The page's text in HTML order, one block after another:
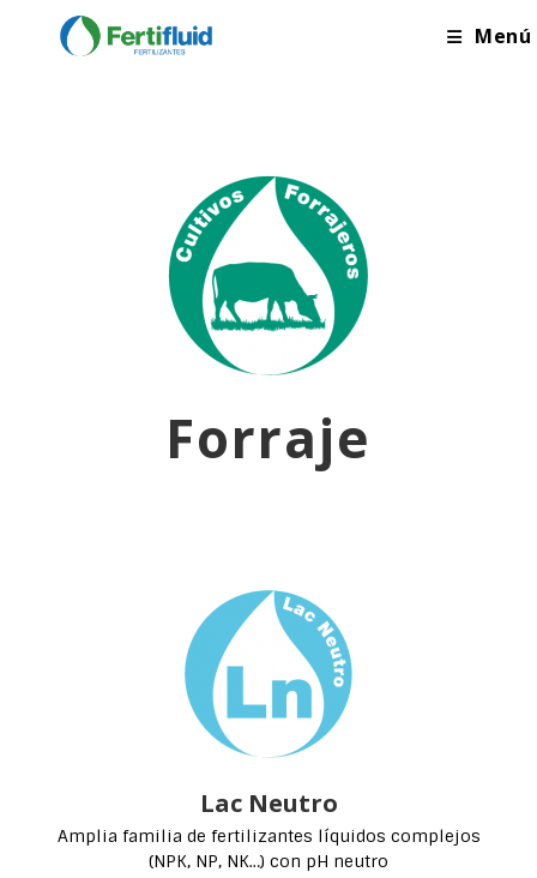
Menú
Forraje
Lac Neutro
Amplia familia de fertilizantes líquidos complejos
(NPK, NP, NK…) con pH neutro